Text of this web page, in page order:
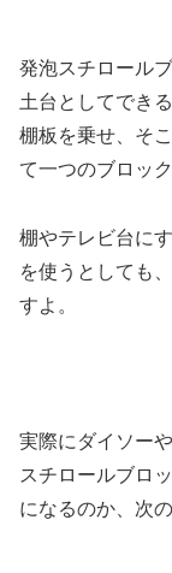
発泡スチロール
土台としてでき
棚板を乗せ、そ
て一つのブロッ
棚やテレビ台に
を使うとしても
すよ。
実際にダイソー
スチロールブロ
になるのか、次